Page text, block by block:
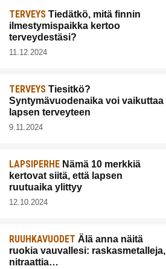
TERVEYS Tiedätkö, mitä finnin
ilmestymispaikka kertoo
terveydestäsi?
11.12.2024
TERVEYS Tiesitkö?
Syntymävuodenaika voi vaikuttaa
lapsen terveyteen
9.11.2024
LAPSIPERHE Nämä 10 merkkiä
kertovat siitä, että lapsen
ruutuaika ylittyy
12.10.2024
RUUHKAVUODET Älä anna näitä
ruokia vauvallesi: raskasmetalleja,
nitraattia…